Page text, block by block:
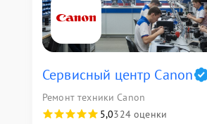
Сервисный центр Canon
Ремонт техники Canon
5,0324 оценки